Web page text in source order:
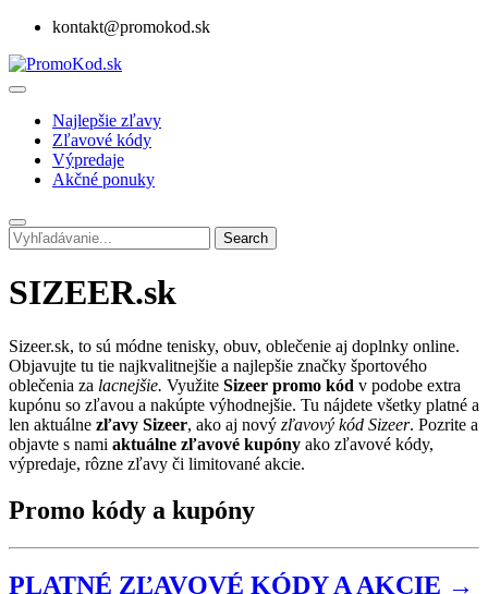
kontakt@promokod.sk
Najlepšie zľavy
Zľavové kódy
Výpredaje
Akčné ponuky
Search
SIZEER.sk
Sizeer.sk, to sú módne tenisky, obuv, oblečenie aj doplnky online.
Objavujte tu tie najkvalitnejšie a najlepšie značky športového
oblečenia za lacnejšie. Využite Sizeer promo kód v podobe extra
kupónu so zľavou a nakúpte výhodnejšie. Tu nájdete všetky platné a
len aktuálne zľavy Sizeer, ako aj nový zľavový kód Sizeer. Pozrite a
objavte s nami aktuálne zľavové kupóny ako zľavové kódy,
výpredaje, rôzne zľavy či limitované akcie.
Promo kódy a kupóny
PLATNÉ ZĽAVOVÉ KÓDY A AKCIE →